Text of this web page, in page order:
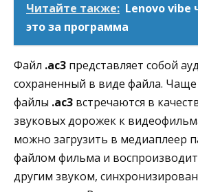
Читайте также: Lenovo vibe
это за программа
Файл .ac3 представляет собой
сохраненный в виде файла.
файлы .ac3 встречаются в
звуковых дорожек к
можно загрузить в медиаплеер
файлом фильма и
другим звуком,